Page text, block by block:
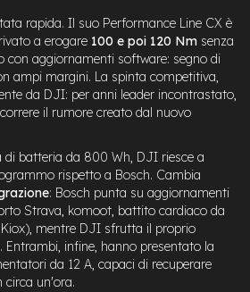
rapida. Il suo Performance Line CX è
a erogare 100 e poi 120 Nm senza
con aggiornamenti software: segno di
ampi margini. La spinta competitiva,
da DJI: per anni leader incontrastato,
il rumore creato dal nuovo
di batteria da 800 Wh, DJI riesce a
rispetto a Bosch. Cambia
: Bosch punta su aggiornamenti
Strava, komoot, battito cardiaco da
mentre DJI sfrutta il proprio
Entrambi, infine, hanno presentato la
da 12 A, capaci di recuperare
circa un'ora.